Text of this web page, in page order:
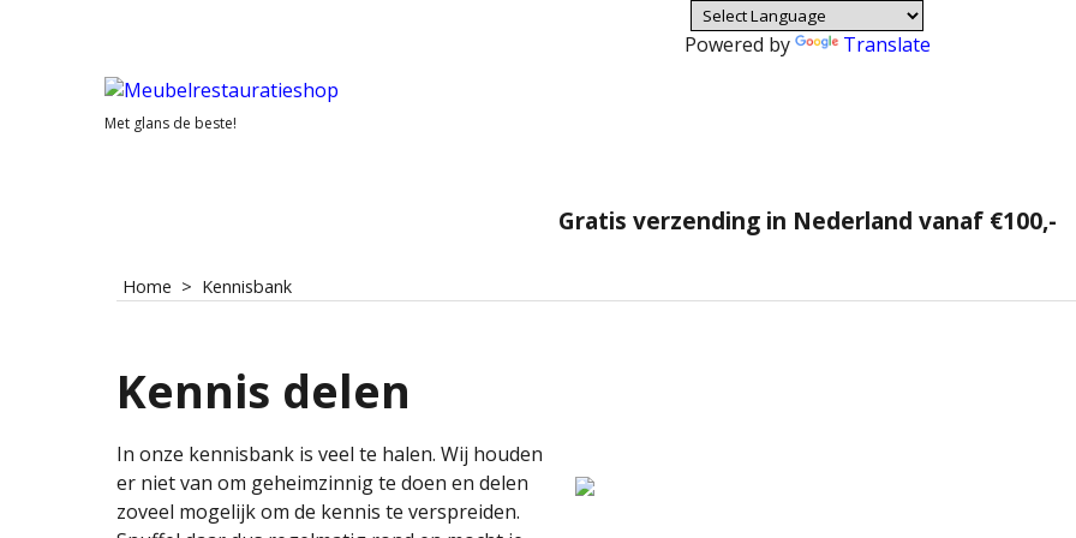
Powered by Translate
Met glans de beste!
Gratis verzending in Nederland vanaf €100,-
Home > Kennisbank
Kennis delen
In onze kennisbank is veel te halen. Wij houden
er niet van om geheimzinnig te doen en delen
zoveel mogelijk om de kennis te verspreiden.